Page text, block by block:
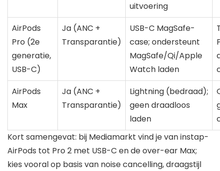
uitvoering
AirPods
Pro (2e
generatie,
USB-C)
Ja (ANC +
Transparantie)
USB-C MagSafe-
case; ondersteunt
MagSafe/Qi/Apple
Watch laden
AirPods
Max
Ja (ANC +
Transparantie)
Lightning (bedraad);
geen draadloos
laden
Kort samengevat: bij Mediamarkt vind je van instap-
AirPods tot Pro 2 met USB-C en de over-ear Max;
kies vooral op basis van noise cancelling, draagstijl